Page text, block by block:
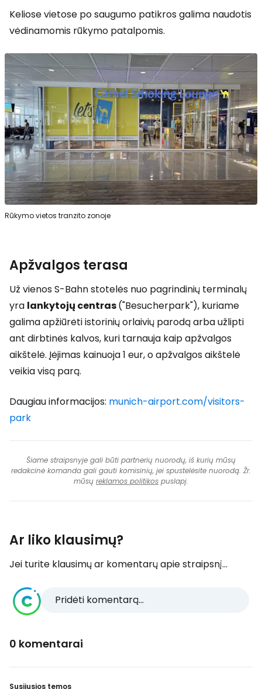
Keliose vietose po saugumo patikros galima naudotis
vėdinamomis rūkymo patalpomis.
Rūkymo vietos tranzito zonoje
Apžvalgos terasa
Už vienos S-Bahn stotelės nuo pagrindinių terminalų
yra lankytojų centras("Besucherpark"), kuriame
galima apžiūrėti istorinių orlaivių parodą arba užlipti
ant dirbtinės kalvos, kuri tarnauja kaip apžvalgos
aikštelė. Įėjimas kainuoja 1 eur, o apžvalgos aikštelė
veikia visą parą.
Daugiau informacijos: munich-airport.com/visitors-
park
Šiame straipsnyje gali būti partnerių nuorodų, iš kurių mūsų
redakcinė komanda gali gauti komisinių, jei spustelėsite nuorodą. Žr.
mūsų reklamos politikos puslapį.
Ar liko klausimų?
Jei turite klausimų ar komentarų apie straipsnį...
Pridėti komentarą...
0 komentarai
Susijusios temos